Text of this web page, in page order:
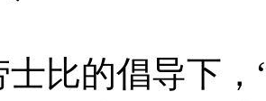
士比的倡导下